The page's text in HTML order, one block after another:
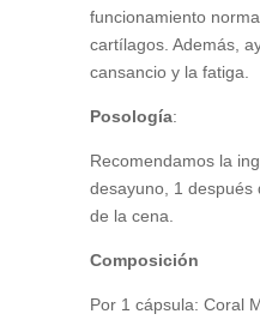
funcionamiento
cartílagos. Además,
cansancio y la fatiga.
Posología:
Recomendamos la
desayuno, 1 después
de la cena.
Composición
Por 1 cápsula: Coral